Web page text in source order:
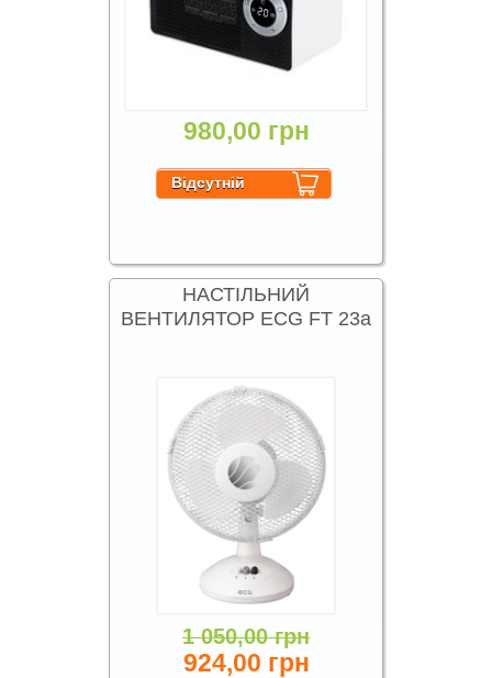
980,00 грн
НАСТІЛЬНИЙ
ВЕНТИЛЯТОР ECG FT 23a
1 050,00 грн
924,00 грн